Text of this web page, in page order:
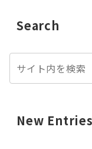
Search
New Entries